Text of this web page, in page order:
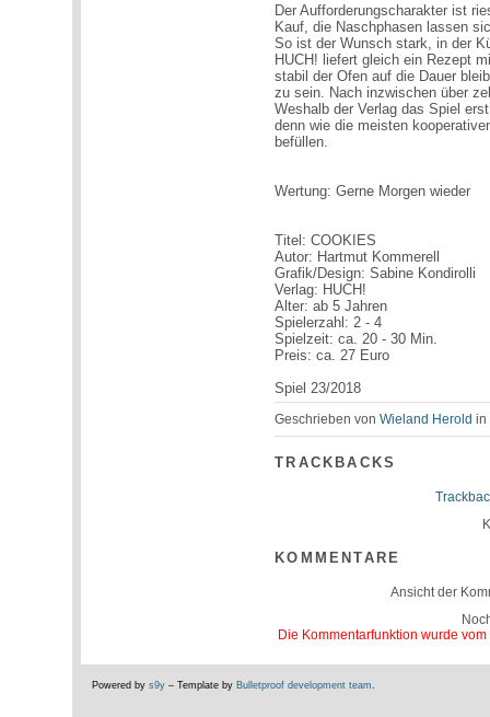
Der Aufforderungscharakter ist
Kauf, die Naschphasen lassen
So ist der Wunsch stark, in der
HUCH! liefert gleich ein Rezept
stabil der Ofen auf die Dauer
zu sein. Nach inzwischen über
Weshalb der Verlag das Spiel
denn wie die meisten
befüllen.
Wertung: Gerne Morgen wieder
Titel: COOKIES
Autor: Hartmut Kommerell
Grafik/Design: Sabine Kondirolli
Verlag: HUCH!
Alter: ab 5 Jahren
Spielerzahl: 2 - 4
Spielzeit: ca. 20 - 30 Min.
Preis: ca. 27 Euro
Spiel 23/2018
Geschrieben vonWieland Herold in
TRACKBACKS
KOMMENTARE
Ansicht der
Die Kommentarfunktion wurde
Powered by s9y– Template by Bulletproof development team